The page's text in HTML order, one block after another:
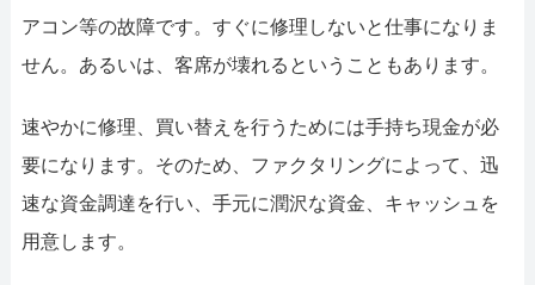
アコン等の故障です。すぐに修理しないと仕事になりま
せん。あるいは、客席が壊れるということもあります。
速やかに修理、買い替えを行うためには手持ち現金が必
要になります。そのため、ファクタリングによって、迅
速な資金調達を行い、手元に潤沢な資金、キャッシュを
用意します。